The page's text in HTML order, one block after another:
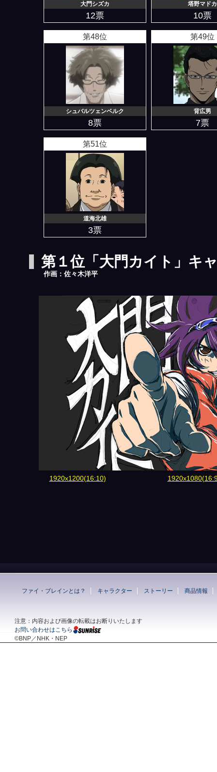
大門シズカ
12票
塔野マドカ
10票
第48位
シュバルツェンベルク
8票
第49位
背広男
7票
第51位
道海北雄
3票
第１位「大門カイト」キ
作画：佐々木洋平
1920x1200(16:10)
ファイ・ブレインとは？ キャラクター ストーリー 商品情報
注意：内容および画像の転載はお断りいたします
お問い合わせはこちら
©BNP／NHK・NEP